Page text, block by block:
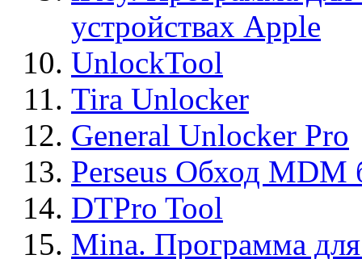
устройствах Apple
UnlockTool
Tira Unlocker
General Unlocker Pro
Perseus Обход MDM
DTPro Tool
Mina. Программа